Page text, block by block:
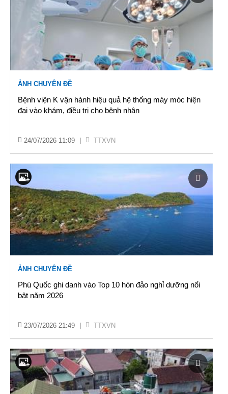
ẢNH CHUYÊN ĐỀ
Bệnh viện K vận hành hiệu quả hệ thống máy móc hiện
đại vào khám, điều trị cho bệnh nhân
24/07/2026 11:09 TTXVN
ẢNH CHUYÊN ĐỀ
Phú Quốc ghi danh vào Top 10 hòn đảo nghỉ dưỡng nổi
bật năm 2026
23/07/2026 21:49 TTXVN